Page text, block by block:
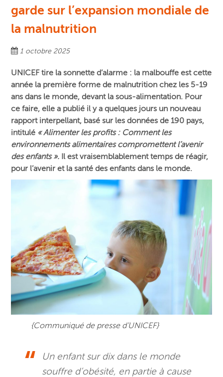
garde sur l’expansion mondiale de
la malnutrition
1 octobre 2025
UNICEF tire la sonnette d’alarme : la malbouffe est cette
année la première forme de malnutrition chez les 5-19
ans dans le monde, devant la sous-alimentation. Pour
ce faire, elle a publié il y a quelques jours un nouveau
rapport interpellant, basé sur les données de 190 pays,
intitulé « Alimenter les profits : Comment les
environnements alimentaires compromettent l’avenir
des enfants ». Il est vraisemblablement temps de réagir,
pour l’avenir et la santé des enfants dans le monde.
{Communiqué de presse d’UNICEF}
Un enfant sur dix dans le monde
souffre d’obésité, en partie à cause